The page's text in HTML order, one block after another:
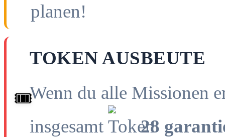
planen!
🎟️
TOKEN AUSBEUTE
Wenn du alle Missionen
insgesamt
28